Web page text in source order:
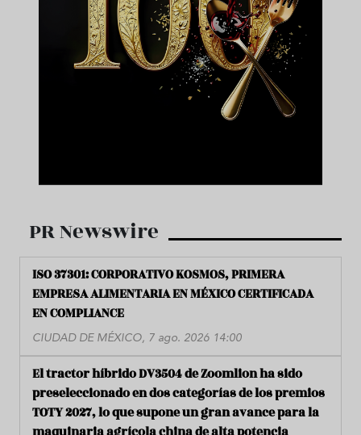
PR Newswire
ISO 37301: CORPORATIVO KOSMOS, PRIMERA
EMPRESA ALIMENTARIA EN MÉXICO CERTIFICADA
EN COMPLIANCE
CIUDAD DE MÉXICO, 7 ago. 2026 14:00
El tractor híbrido DV3504 de Zoomlion ha sido
preseleccionado en dos categorías de los premios
TOTY 2027, lo que supone un gran avance para la